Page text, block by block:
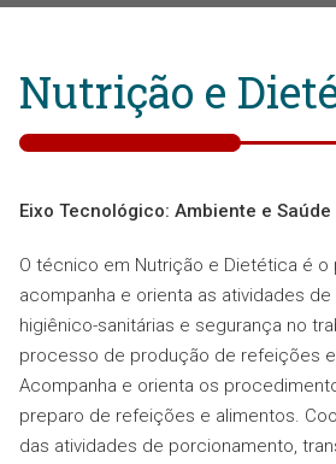
Nutrição e
Eixo Tecnológico: Ambiente e Saúde
O técnico em Nutrição e Dietética é o
acompanha e orienta as atividades
higiênico-sanitárias e segurança no
processo de produção de refeições
Acompanha e orienta os
preparo de refeições e alimentos.
das atividades de porcionamento,